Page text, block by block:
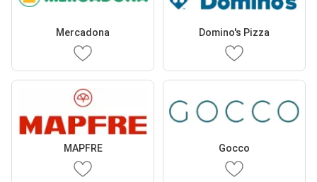
Mercadona Domino's Pizza
MAPFRE Gocco